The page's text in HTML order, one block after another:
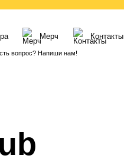
вопрос? Напиши нам!
Мерч Контакты